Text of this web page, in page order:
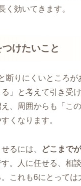
く効いてきます。
けたいこと
断りにくいところが
」と考えて引き受
、周囲からも「こ
くなります。
るには、
どこまで
。人に任せる、相
これも6にとって